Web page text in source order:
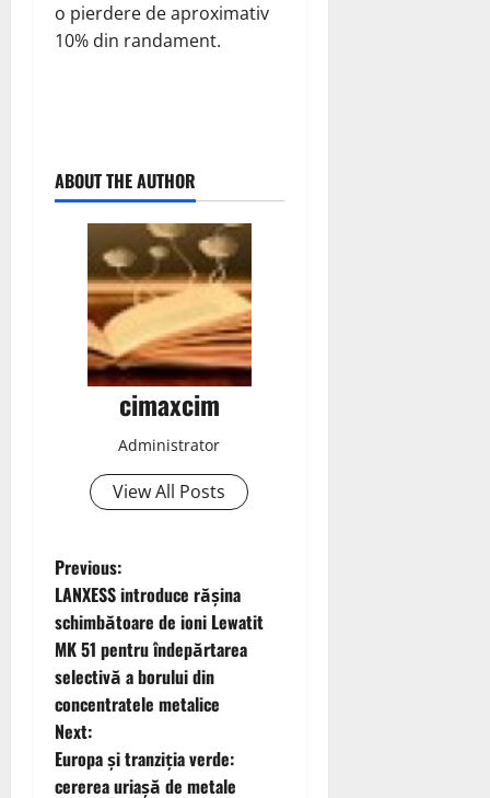
o pierdere de aproximativ
10% din randament.
ABOUT THE AUTHOR
cimaxcim
Administrator
View All Posts
P
o
s
t
n
Previous:
LANXESS introduce rășina
schimbătoare de ioni Lewatit
MK 51 pentru îndepărtarea
selectivă a borului din
concentratele metalice
Next:
Europa și tranziția verde:
cererea uriașă de metale